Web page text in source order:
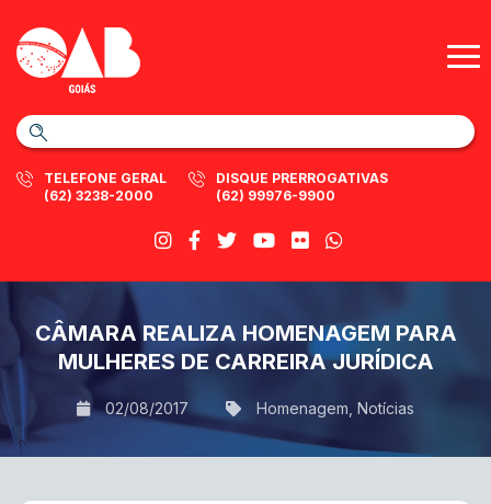
TELEFONE GERAL
(62) 3238-2000
DISQUE PRERROGATIVAS
(62) 99976-9900
CÂMARA REALIZA HOMENAGEM PARA
MULHERES DE CARREIRA JURÍDICA
02/08/2017 Homenagem Notícias